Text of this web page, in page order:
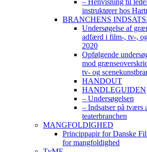
– Henvisning til
instruktører hos
BRANCHENS
Undersøgelse af
adfærd i film-, tv-,
2020
Opfølgende
mod
tv- og
HANDOUT
HANDLEGUIDEN
– Undersøgelsen
– Indsatser på tværs
teaterbranchen
MANGFOLDIGHED
Princippapir for Danske
for mangfoldighed